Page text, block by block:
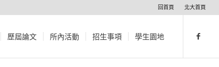
回首頁 北大首頁
歷屆論文 所內活動 招生事項 學生園地